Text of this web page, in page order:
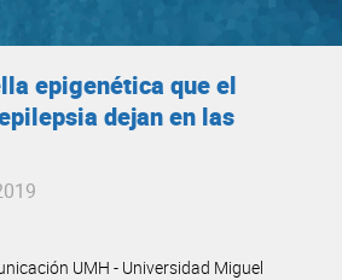
epigenética que el
dejan en las
UMH - Universidad Miguel